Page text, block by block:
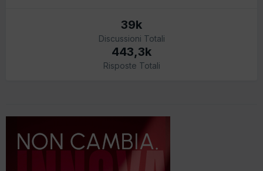
39k
Discussioni Totali
443,3k
Risposte Totali